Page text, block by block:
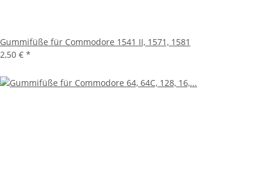
Gummifüße für Commodore 1541 II, 1571, 1581
2,50 € *